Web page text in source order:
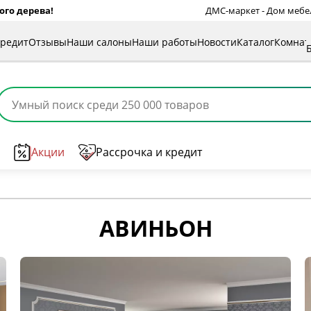
дерева! ДМС-маркет - Дом
ОтзывыНаши салоныНаши работыНовостиКаталог
Акции Рассрочка и кредит
АВИНЬОН